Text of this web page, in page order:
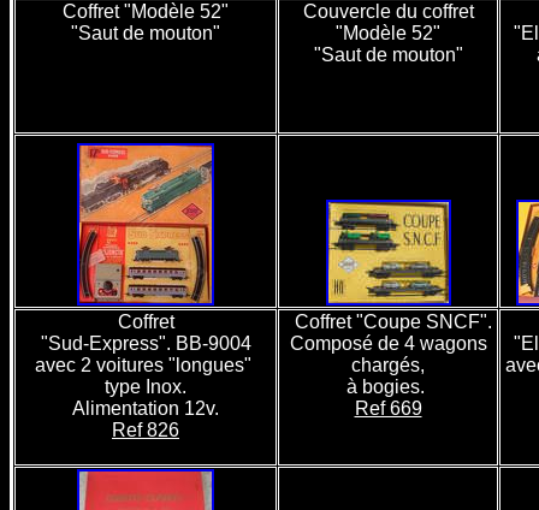
Coffret "Modèle 52"
"Saut de mouton"
Couvercle du coffret
"Modèle 52"
"Saut de mouton"
Coffret
"Sud-Express". BB-9004
avec 2 voitures "longues"
type Inox.
Alimentation 12v.
Ref 826
Coffret "Coupe SNCF".
Composé de 4 wagons
chargés,
à bogies.
Ref 669